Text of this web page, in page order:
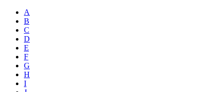
A
B
C
D
E
F
G
H
I